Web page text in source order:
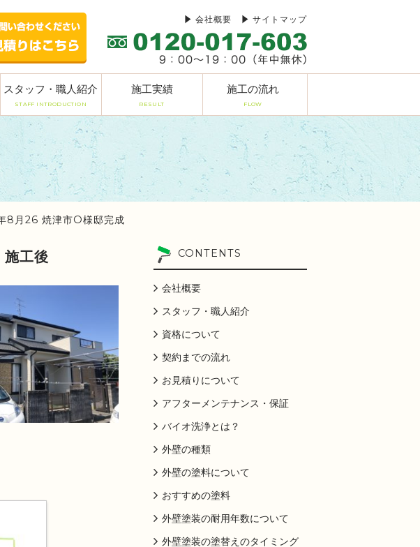
サイトマップ
会社概要
スタッフ・職人紹介
STAFF INTRODUCTION
施工実績
RESULT
施工の流れ
FLOW
8月26 焼津市O様邸完成
施工後 CONTENTS
会社概要
スタッフ・職人紹介
資格について
契約までの流れ
お見積りについて
アフターメンテナンス・保証
バイオ洗浄とは？
外壁の種類
外壁の塗料について
おすすめの塗料
外壁塗装の耐用年数について
外壁塗装の塗替えのタイミング